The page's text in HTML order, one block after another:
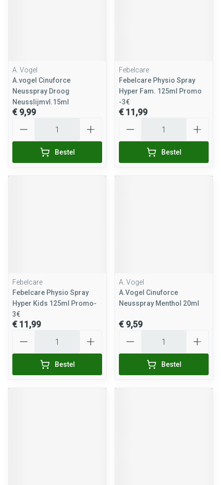
A. Vogel
A.vogel Cinuforce
Neusspray Droog
Neusslijmvl.15ml
€ 9,99
Bestel
Febelcare
Febelcare Physio Spray
Hyper Fam. 125ml Promo
-3€
€ 11,99
Bestel
Febelcare
Febelcare Physio Spray
Hyper Kids 125ml Promo-
3€
€ 11,99
Bestel
A. Vogel
A.Vogel Cinuforce
Neusspray Menthol 20ml
€ 9,59
Bestel